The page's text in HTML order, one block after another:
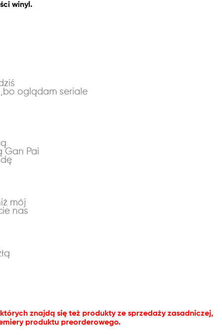
winyl.
oglądam seriale
Gan Pai
mój
nas
znajdą się też produkty ze sprzedaży zasadniczej,
produktu preorderowego.